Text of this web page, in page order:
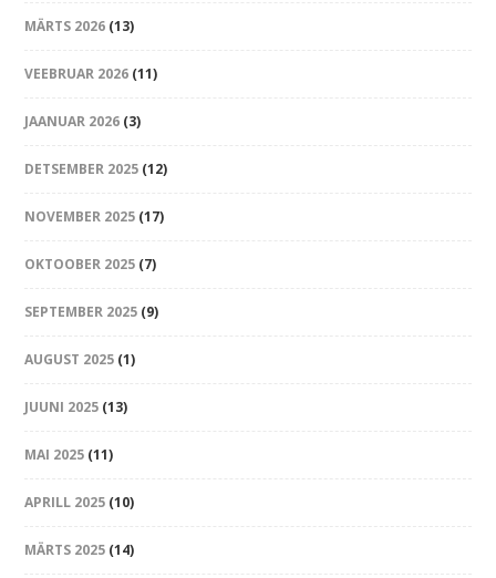
MÄRTS 2026 (13)
VEEBRUAR 2026 (11)
JAANUAR 2026 (3)
DETSEMBER 2025 (12)
NOVEMBER 2025 (17)
OKTOOBER 2025 (7)
SEPTEMBER 2025 (9)
AUGUST 2025 (1)
JUUNI 2025 (13)
MAI 2025 (11)
APRILL 2025 (10)
MÄRTS 2025 (14)